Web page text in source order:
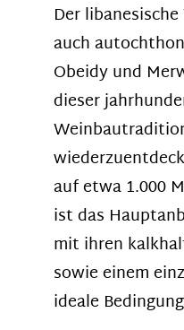
Der
auch
Obeidy und
dieser
auf etwa 1.000
ist das
mit ihren
sowie einem
ideale